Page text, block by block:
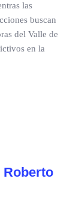
las
buscan
del Valle de
en la
Roberto